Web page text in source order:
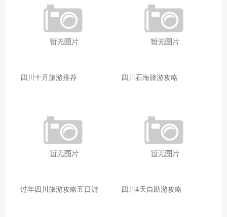
四川十月旅游推荐 四川石海旅游攻略
过年四川旅游攻略五日游 四川4天自助游攻略